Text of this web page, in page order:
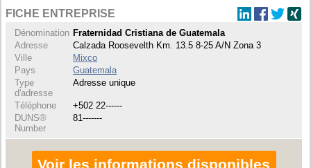
FICHE ENTREPRISE
Dénomination Fraternidad Cristiana de Guatemala
Adresse
Calzada Roosevelth Km. 13.5 8-25 A/N Zona 3
Ville
Mixco
Pays
Guatemala
Type
d'adresse
Adresse unique
Téléphone
+502 22------
DUNS®
Number
81-------
Voir les informations disponibles